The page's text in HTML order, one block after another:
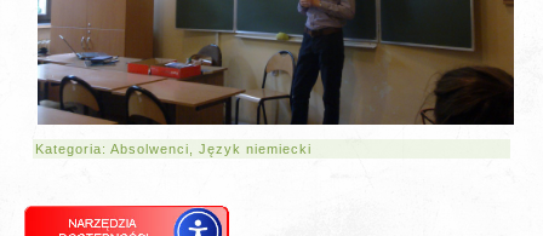
Kategoria:Absolwenci ,Język niemiecki